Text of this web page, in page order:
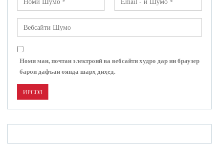
Номи ман, почтаи электронӣ ва вебсайти худро дар ин браузер
барои дафъаи оянда шарҳ диҳед.